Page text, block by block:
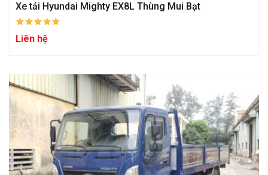
Xe tải Hyundai Mighty EX8L Thùng Mui Bạt
Liên hệ